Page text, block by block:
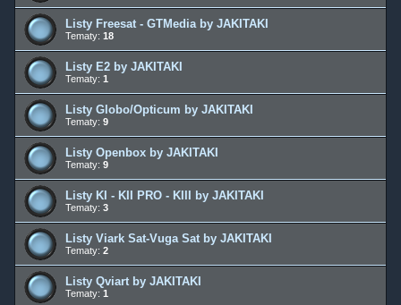
Listy Freesat - GTMedia by JAKITAKI
Tematy: 18
Listy E2 by JAKITAKI
Tematy: 1
Listy Globo/Opticum by JAKITAKI
Tematy: 9
Listy Openbox by JAKITAKI
Tematy: 9
Listy KI - KII PRO - KIII by JAKITAKI
Tematy: 3
Listy Viark Sat-Vuga Sat by JAKITAKI
Tematy: 2
Listy Qviart by JAKITAKI
Tematy: 1